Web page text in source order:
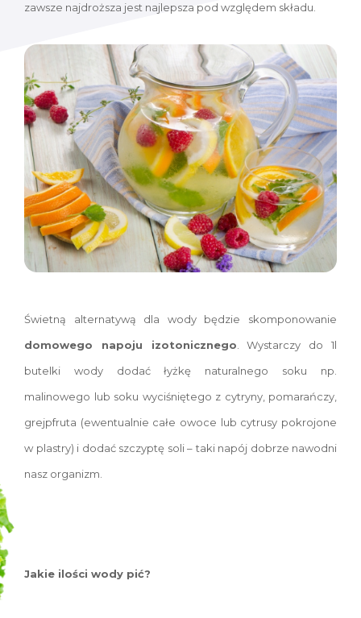
zawsze najdroższa jest najlepsza pod względem składu.
Świetną alternatywą dla wody będzie skomponowanie
domowego napoju izotonicznego. Wystarczy do 1l
butelki wody dodać łyżkę naturalnego soku np.
malinowego lub soku wyciśniętego z cytryny, pomarańczy,
grejpfruta (ewentualnie całe owoce lub cytrusy pokrojone
w plastry) i dodać szczyptę soli – taki napój dobrze nawodni
nasz organizm.
Jakie ilości wody pić?